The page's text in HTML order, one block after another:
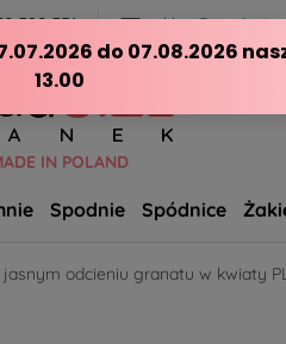
390 351
IN POLAND
Spodnie Spódnice
odcieniu granatu w kwiaty